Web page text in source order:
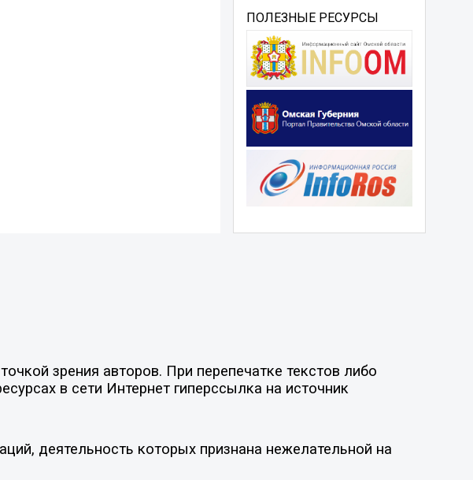
ПОЛЕЗНЫЕ РЕСУРСЫ
зрения авторов. При перепечатке текстов либо
в сети Интернет гиперссылка на источник
деятельность которых признана нежелательной на